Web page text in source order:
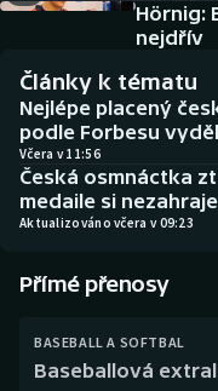
Baseball a softbal
Basketbal
Biatlon
Boby a skeleton
Box
Historické návraty
Aplikace ČT sport
AZ kvíz
Hörnig:
nejdřív
Články k tématu
Nejlépe placený
podle Forbesu
Včera v 11:56
Česká osmnáctka
medaile si nezahraje
Aktualizováno včera v 09:23
Přímé přenosy
BASEBALL A SOFTBAL
Baseballová